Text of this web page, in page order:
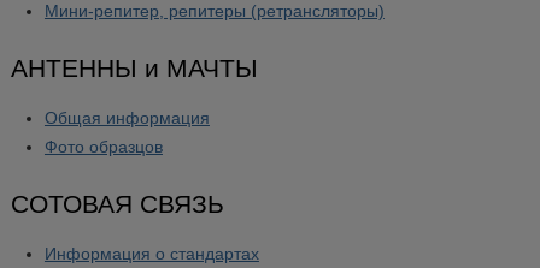
Мини-репитер, репитеры (ретрансляторы)
АНТЕННЫ и МАЧТЫ
Общая информация
Фото образцов
СОТОВАЯ СВЯЗЬ
Информация о стандартах